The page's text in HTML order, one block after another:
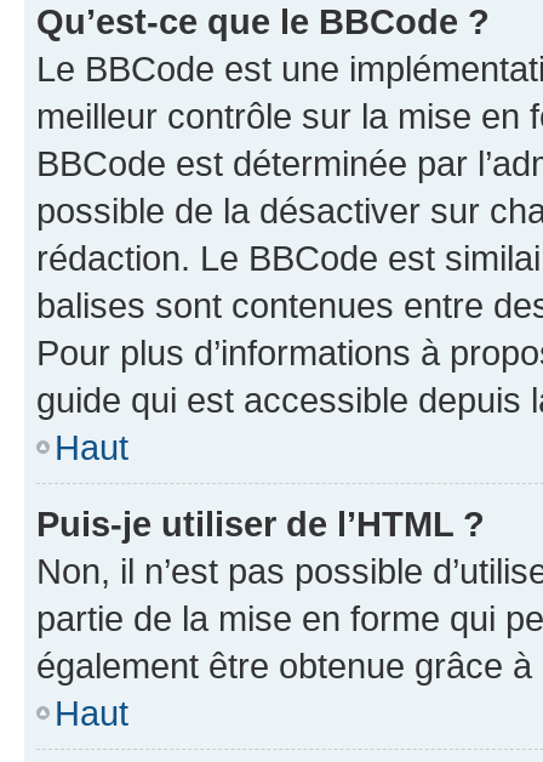
Qu’est-ce que le BBCode ?
Le BBCode est une
meilleur contrôle sur la mise en
BBCode est déterminée par
possible de la désactiver sur
rédaction. Le BBCode est
balises sont contenues entre
Pour plus d’informations à
guide qui est accessible depuis
Haut
Puis-je utiliser de l’HTML ?
Non, il n’est pas possible
partie de la mise en forme qui
également être obtenue grâce à
Haut